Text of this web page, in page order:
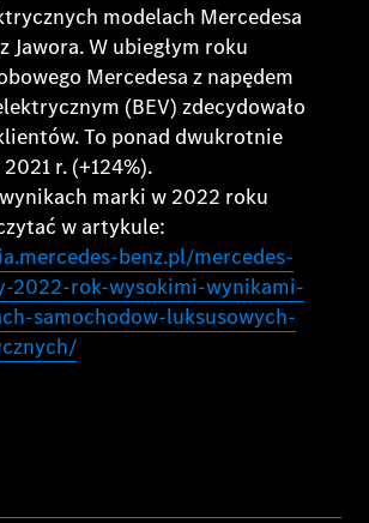
modelach Mercedesa
Jawora. W ubiegłym roku
Mercedesa z napędem
(BEV) zdecydowało
To ponad dwukrotnie
r. (+124%).
marki w 2022 roku
w artykule:
benz.pl/mercedes-
2022-rok-wysokimi-wynikami-
samochodow-luksusowych-